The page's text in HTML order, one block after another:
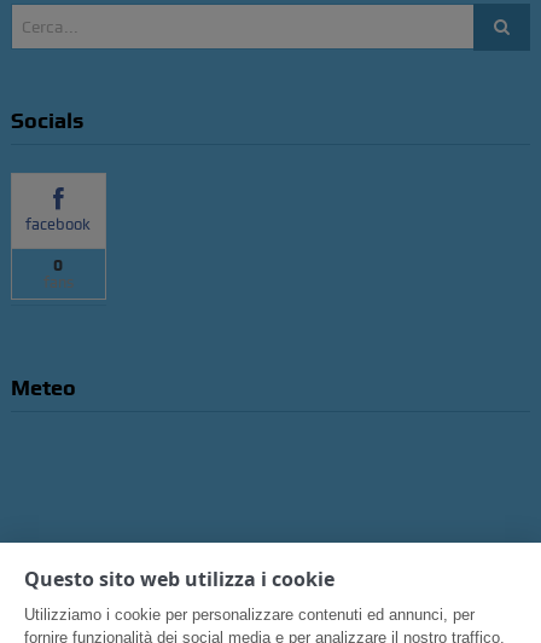
Socials
facebook
0
fans
Meteo
Questo sito web utilizza i cookie
Utilizziamo i cookie per personalizzare contenuti ed annunci, per
fornire funzionalità dei social media e per analizzare il nostro traffico.